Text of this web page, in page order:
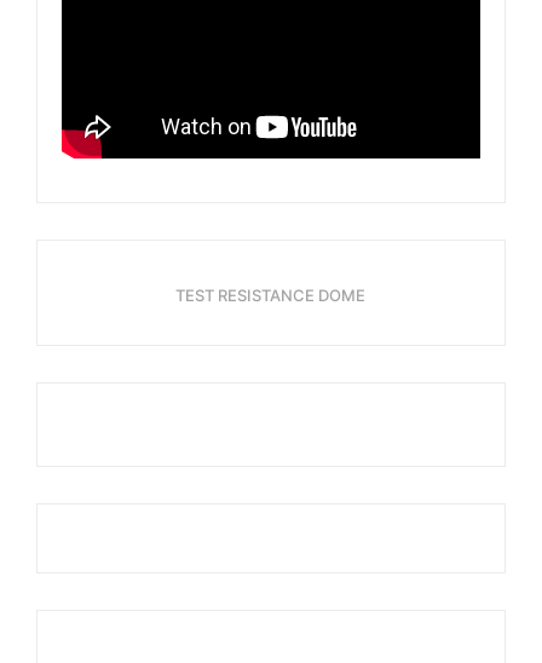
TEST RESISTANCE DOME